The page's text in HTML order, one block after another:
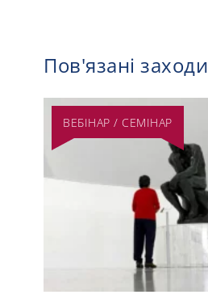
Пов'язані заходи
ВЕБІНАР / СЕМІНАР